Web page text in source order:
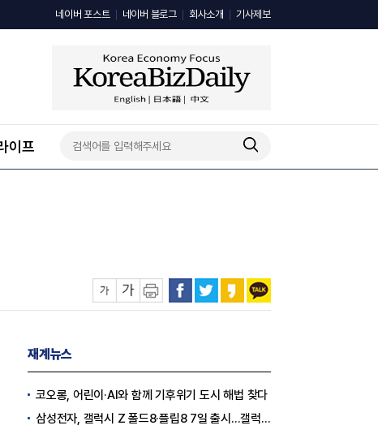
네이버 포스트 네이버 블로그 회사소개 기사제보
이프
재계뉴스
코오롱, 어린이·AI와 함께 기후위기 도시 해법 찾다
삼성전자, 갤럭시 Z 폴드8·플립8 7일 출시...갤럭시워치 울트라2·워치9도 출격